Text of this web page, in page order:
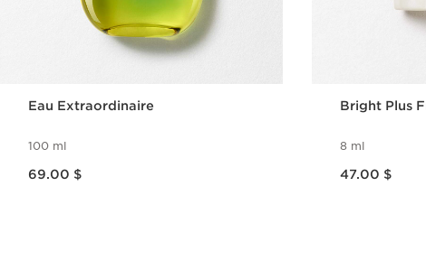
Eau Extraordinaire
100 ml
69.00 $
Bright Plus
8 ml
47.00 $